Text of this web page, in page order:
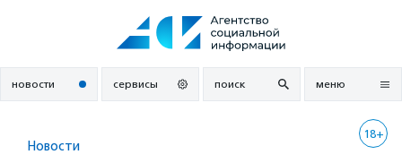
новости сервисы поиск меню
18+
Новости